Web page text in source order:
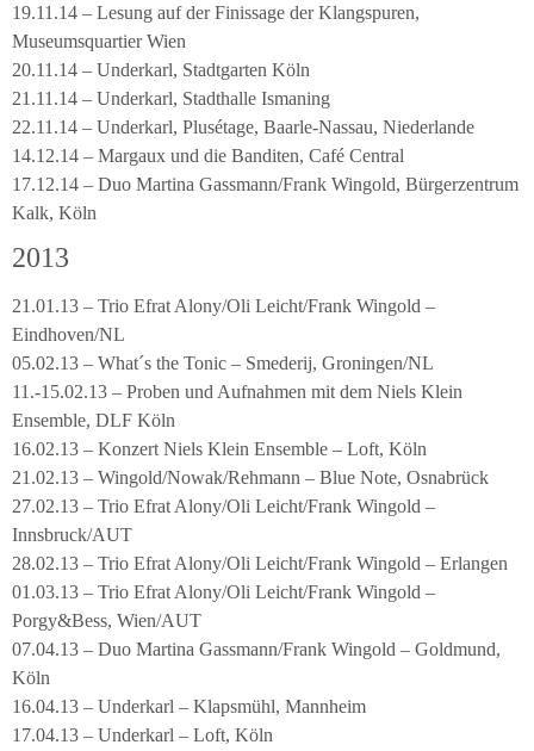
19.11.14 – Lesung auf der Finissage der Klangspuren,
Museumsquartier Wien
20.11.14 – Underkarl, Stadtgarten Köln
21.11.14 – Underkarl, Stadthalle Ismaning
22.11.14 – Underkarl, Plusétage, Baarle-Nassau, Niederlande
14.12.14 – Margaux und die Banditen, Café Central
17.12.14 – Duo Martina Gassmann/Frank Wingold, Bürgerzentrum
Kalk, Köln
2013
21.01.13 – Trio Efrat Alony/Oli Leicht/Frank Wingold –
Eindhoven/NL
05.02.13 – What´s the Tonic – Smederij, Groningen/NL
11.-15.02.13 – Proben und Aufnahmen mit dem Niels Klein
Ensemble, DLF Köln
16.02.13 – Konzert Niels Klein Ensemble – Loft, Köln
21.02.13 – Wingold/Nowak/Rehmann – Blue Note, Osnabrück
27.02.13 – Trio Efrat Alony/Oli Leicht/Frank Wingold –
Innsbruck/AUT
28.02.13 – Trio Efrat Alony/Oli Leicht/Frank Wingold – Erlangen
01.03.13 – Trio Efrat Alony/Oli Leicht/Frank Wingold –
Porgy&Bess, Wien/AUT
07.04.13 – Duo Martina Gassmann/Frank Wingold – Goldmund,
Köln
16.04.13 – Underkarl – Klapsmühl, Mannheim
17.04.13 – Underkarl – Loft, Köln